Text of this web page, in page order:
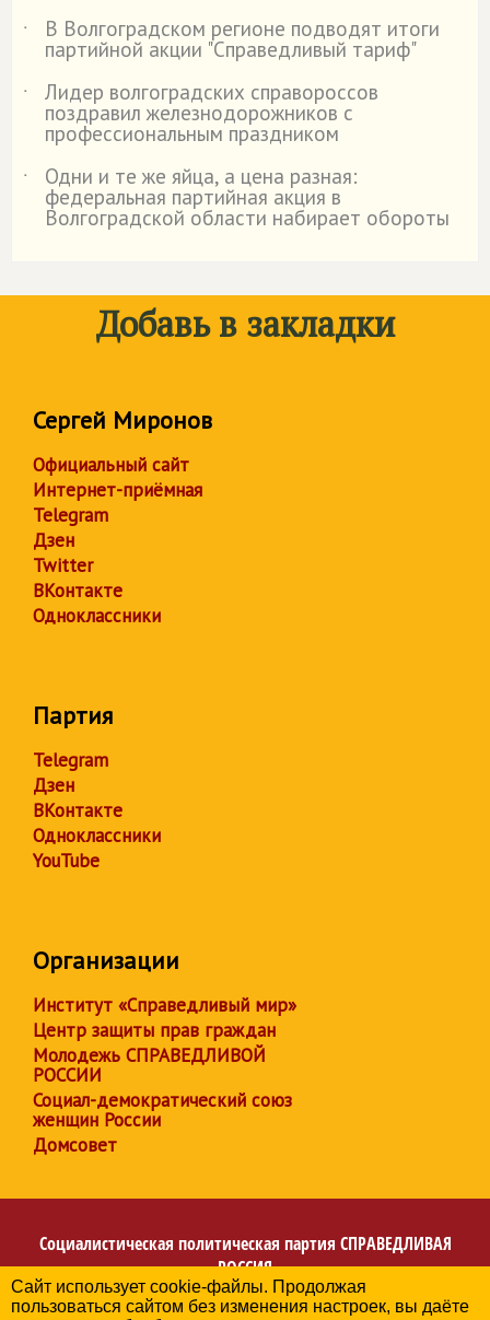
˙
В Волгоградском регионе подводят итоги
партийной акции "Справедливый тариф"
˙
Лидер волгоградских справороссов
поздравил железнодорожников с
профессиональным праздником
˙
Одни и те же яйца, а цена разная:
федеральная партийная акция в
Волгоградской области набирает обороты
Добавь в закладки
Сергей Миронов
Официальный сайт
Интернет-приёмная
Telegram
Дзен
Twitter
ВКонтакте
Одноклассники
Партия
Telegram
Дзен
ВКонтакте
Одноклассники
YouTube
Организации
Институт «Справедливый мир»
Центр защиты прав граждан
Молодежь СПРАВЕДЛИВОЙ
РОССИИ
Социал-демократический союз
женщин России
Домсовет
Социалистическая политическая партия СПРАВЕДЛИВАЯ
РОССИЯ
Региональное отделение партии в Волгоградской
Сайт использует cookie-файлы. Продолжая
пользоваться сайтом без изменения настроек, вы даёте